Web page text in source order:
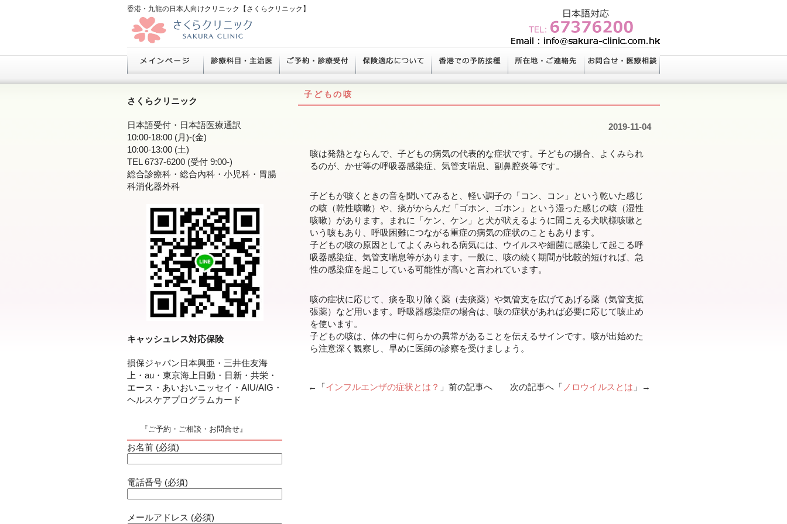
香港・九龍の日本人向けクリニック【さくらクリニック】
子どもの咳
2019-11-04
咳は発熱とならんで、子どもの病気の代表的な症状です。子どもの揚合、よくみられ
るのが、かぜ等の呼吸器感染症、気管支喘息、副鼻腔炎等です。
子どもが咳くときの音を聞いてみると、軽い調子の「コン、コン」という乾いた感じ
の咳（乾性咳嗽）や、痰がからんだ「ゴホン、ゴホン」という湿った感じの咳（湿性
咳嗽）があります。まれに「ケン、ケン」と犬が吠えるように聞こえる犬吠様咳嗽と
いう咳もあり、呼吸困難につながる重症の病気の症状のこともあります。
子どもの咳の原因としてよくみられる病気には、ウイルスや細菌に感染して起こる呼
吸器感染症、気管支喘息等があります。一般に、咳の続く期間が比較的短ければ、急
性の感染症を起こしている可能性が高いと言われています。
咳の症状に応じて、痰を取り除く薬（去痰薬）や気管支を広げてあげる薬（気管支拡
張薬）など用います。呼吸器感染症の場合は、咳の症状があれば必要に応じて咳止め
を使います。
子どもの咳は、体の中に何らかの異常があることを伝えるサインです。咳が出始めた
ら注意深く観察し、早めに医師の診察を受けましょう。
←「インフルエンザの症状とは？ 」前の記事へ 次の記事へ「 ノロウイルスとは 」→
さくらクリニック
日本語受付・日本語医療通訳
10:00-18:00 (月)-(金)
10:00-13:00 (土)
TEL 6737-6200 (受付 9:00-)
総合診療科・総合內科・小児科・胃腸
科消化器外科
キャッシュレス対応保険
損保ジャパン日本興亜・三井住友海
上・au・東京海上日動・日新・共栄・
エース・あいおいニッセイ・AIU/AIG・
ヘルスケアプログラムカード
『ご予約・ご相談・お問合せ』
お名前 (必須)
電話番号 (必須)
メールアドレス (必須)